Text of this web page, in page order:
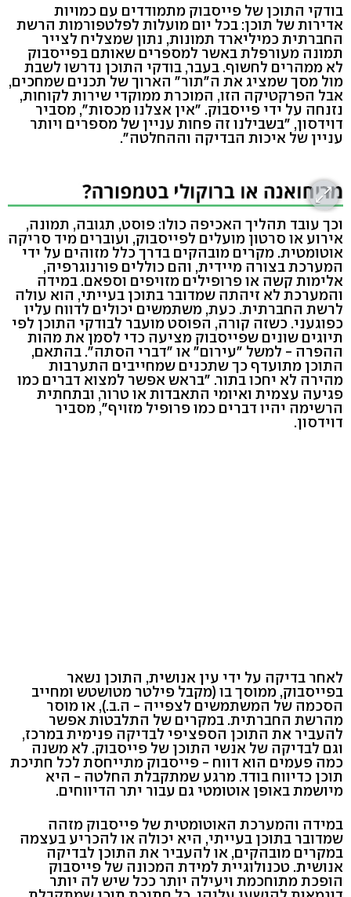
בודקי התוכן של פייסבוק מתמודדים עם כמויות
אדירות של תוכן: בכל יום מועלות לפלטפורמות הרשת
החברתית כמיליארד תמונות, נתון שמצליח לצייר
תמונה מעורפלת באשר למספרים שאותם בפייסבוק
לא ממהרים לחשוף. בעבר, בודקי התוכן נדרשו לשבת
מול מסך שמציג את ה"תור" הארוך של תכנים שמחכים,
אבל הפרקטיקה הזו, המוכרת ממוקדי שירות לקוחות,
נזנחה על ידי פייסבוק. "אין אצלנו מכסות", מסביר
דוידסון, "בשבילנו זה פחות עניין של מספרים ויותר
עניין של איכות הבדיקה וההחלטה".
וכך עובד תהליך האכיפה כולו: פוסט, תגובה, תמונה,
אירוע או סרטון מועלים לפייסבוק, ועוברים מיד סריקה
אוטומטית. מקרים מובהקים בדרך כלל מזוהים על ידי
המערכת בצורה מיידית, והם כוללים פורנוגרפיה,
אלימות קשה או פרופילים מזויפים וספאם. במידה
והמערכת לא זיהתה שמדובר בתוכן בעייתי, הוא עולה
לרשת החברתית. כעת, משתמשים יכולים לדווח עליו
כפוגעני. כשזה קורה, הפוסט מועבר לבודקי התוכן לפי
תיוגים שונים שפייסבוק מציעה כדי לסמן את מהות
ההפרה - למשל "עירום" או "דברי הסתה". בהתאם,
התוכן מתועדף כך שתכנים שמחייבים התערבות
מהירה לא יחכו בתור. "בראש אפשר למצוא דברים כמו
פגיעה עצמית ואיומי התאבדות או טרור, ובתחתית
הרשימה יהיו דברים כמו פרופיל מזויף", מסביר
דוידסון.
לאחר בדיקה על ידי עין אנושית, התוכן נשאר
בפייסבוק, ממוסך בו (מקבל פילטר מטושטש ומחייב
הסכמה של המשתמשים לצפייה - ה.ב.), או מוסר
מהרשת החברתית. במקרים של התלבטות אפשר
להעביר את התוכן הספציפי לבדיקה פנימית במרכז,
וגם לבדיקה של אנשי התוכן של פייסבוק. לא משנה
כמה פעמים הוא דווח - פייסבוק מתייחסת לכל חתיכת
תוכן כדיווח בודד. מרגע שמתקבלת החלטה - היא
מיושמת באופן אוטומטי גם עבור יתר הדיווחים.
במידה והמערכת האוטומטית של פייסבוק מזהה
שמדובר בתוכן בעייתי, היא יכולה או להכריע בעצמה
במקרים מובהקים, או להעביר את התוכן לבדיקה
אנושית. טכנולוגיית למידת המכונה של פייסבוק
הופכת מתוחכמת ויעילה יותר ככל שיש לה יותר